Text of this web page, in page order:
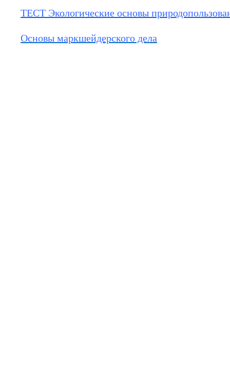
ТЕСТ Экологические основы
Основы маркшейдерского дела